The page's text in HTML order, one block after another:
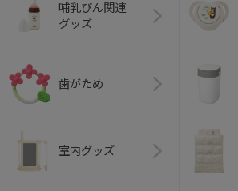
哺乳びん関連
グッズ
歯がため
室内グッズ